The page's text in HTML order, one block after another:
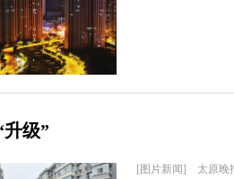
级”
[图片新闻] 太原晚